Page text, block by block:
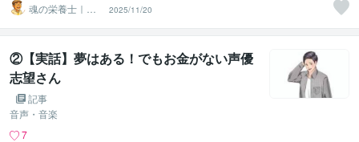
魂の栄養士｜英
やん
2025/11/20
②【実話】夢はある！でもお金がない声優
志望さん
記事
音声・音楽
7